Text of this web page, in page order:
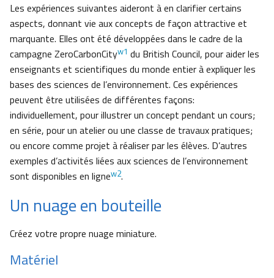
Les expériences suivantes aideront à en clarifier certains
aspects, donnant vie aux concepts de façon attractive et
marquante. Elles ont été développées dans le cadre de la
campagne ZeroCarbonCityw1 du British Council, pour aider les
enseignants et scientifiques du monde entier à expliquer les
bases des sciences de l’environnement. Ces expériences
peuvent être utilisées de différentes façons:
individuellement, pour illustrer un concept pendant un cours;
en série, pour un atelier ou une classe de travaux pratiques;
ou encore comme projet à réaliser par les élèves. D’autres
exemples d’activités liées aux sciences de l’environnement
sont disponibles en lignew2.
Un nuage en bouteille
Créez votre propre nuage miniature.
Matériel